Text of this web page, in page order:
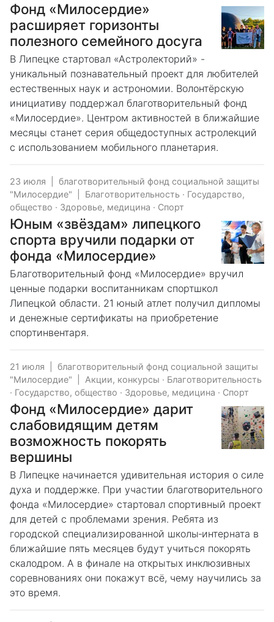
Фонд «Милосердие»
расширяет горизонты
полезного семейного досуга
В Липецке стартовал «Астролекторий» -
уникальный познавательный проект для любителей
естественных наук и астрономии. Волонтёрскую
инициативу поддержал благотворительный фонд
«Милосердие». Центром активностей в ближайшие
месяцы станет серия общедоступных астролекций
с использованием мобильного планетария.
23 июля
благотворительный фонд социальной защиты
"Милосердие"
Благотворительность · Государство,
общество · Здоровье, медицина · Спорт
Юным «звёздам» липецкого
спорта вручили подарки от
фонда «Милосердие»
Благотворительный фонд «Милосердие» вручил
ценные подарки воспитанникам спортшкол
Липецкой области. 21 юный атлет получил дипломы
и денежные сертификаты на приобретение
спортинвентаря.
21 июля
благотворительный фонд социальной защиты
"Милосердие"
Акции, конкурсы · Благотворительность
· Государство, общество · Здоровье, медицина · Спорт
Фонд «Милосердие» дарит
слабовидящим детям
возможность покорять
вершины
В Липецке начинается удивительная история о силе
духа и поддержке. При участии благотворительного
фонда «Милосердие» стартовал спортивный проект
для детей с проблемами зрения. Ребята из
городской специализированной школы‑интерната в
ближайшие пять месяцев будут учиться покорять
скалодром. А в финале на открытых инклюзивных
соревнованиях они покажут всё, чему научились за
это время.